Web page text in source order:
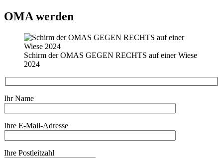
OMA werden
Schirm der OMAS GEGEN RECHTS auf einer Wiese
2024
Ihr Name
Ihre E-Mail-Adresse
Ihre Postleitzahl